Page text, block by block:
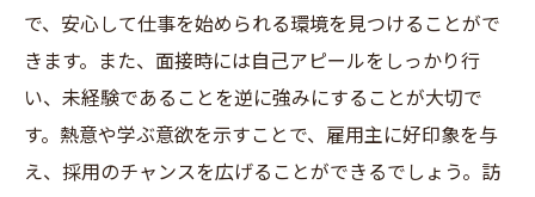
で、安心して仕事を始められる環境を見つけることがで
きます。また、面接時には自己アピールをしっかり行
い、未経験であることを逆に強みにすることが大切で
す。熱意や学ぶ意欲を示すことで、雇用主に好印象を与
え、採用のチャンスを広げることができるでしょう。訪